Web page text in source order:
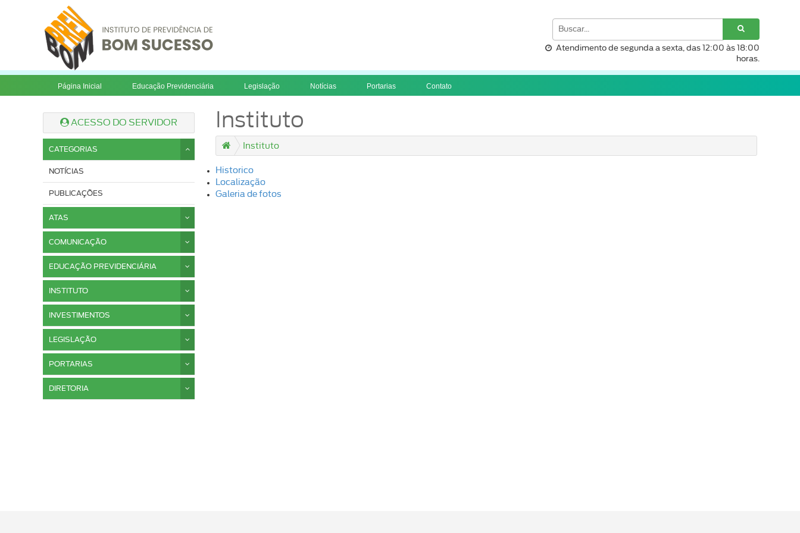
Atendimento de segunda a sexta, das 12:00 às 18:00
horas.
Página Inicial Educação Previdenciária Legislação Notícias Portarias Contato
ACESSO DO SERVIDOR
CATEGORIAS
NOTÍCIAS
PUBLICAÇÕES
ATAS
COMUNICAÇÃO
EDUCAÇÃO PREVIDENCIÁRIA
INSTITUTO
INVESTIMENTOS
LEGISLAÇÃO
PORTARIAS
DIRETORIA
Instituto
Instituto
Historico
Localização
Galeria de fotos